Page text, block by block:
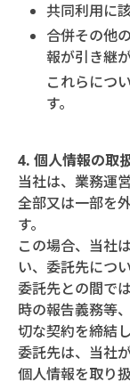
共同利用に
合併その他
報が引き継
これらにつ
す。
4. 個人情報の取
当社は、業務運
全部又は一部を
す。
この場合、当社
い、委託先につ
委託先との間で
時の報告義務等
切な契約を締結し
委託先は、当社
個人情報を取り